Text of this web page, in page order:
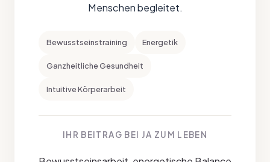
Menschen begleitet.
Bewusstseinstraining Energetik
Ganzheitliche Gesundheit
Intuitive Körperarbeit
IHR BEITRAG BEI JA ZUM LEBEN